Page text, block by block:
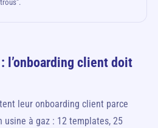
l’onboarding client doit
leur onboarding client parce
usine à gaz : 12 templates, 25